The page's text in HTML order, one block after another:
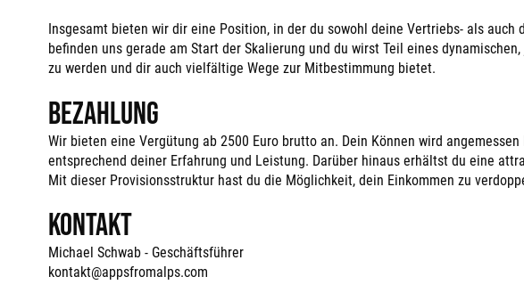
Insgesamt bieten wir dir eine Position, in der du sowohl deine Vertriebs- als
befinden uns gerade am Start der Skalierung und du wirst Teil eines
zu werden und dir auch vielfältige Wege zur Mitbestimmung bietet.
Bezahlung
Wir bieten eine Vergütung ab 2500 Euro brutto an. Dein Können wird
entsprechend deiner Erfahrung und Leistung. Darüber hinaus erhältst du eine
Mit dieser Provisionsstruktur hast du die Möglichkeit, dein Einkommen zu
Kontakt
Michael Schwab - Geschäftsführer
kontakt@appsfromalps.com